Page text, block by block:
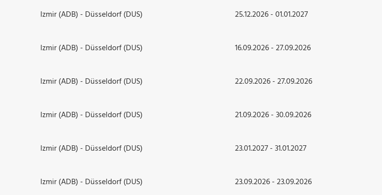
Izmir (ADB) - Düsseldorf (DUS) 25.12.2026 - 01.01.2027
Izmir (ADB) - Düsseldorf (DUS) 16.09.2026 - 27.09.2026
Izmir (ADB) - Düsseldorf (DUS) 22.09.2026 - 27.09.2026
Izmir (ADB) - Düsseldorf (DUS) 21.09.2026 - 30.09.2026
Izmir (ADB) - Düsseldorf (DUS) 23.01.2027 - 31.01.2027
Izmir (ADB) - Düsseldorf (DUS) 23.09.2026 - 23.09.2026